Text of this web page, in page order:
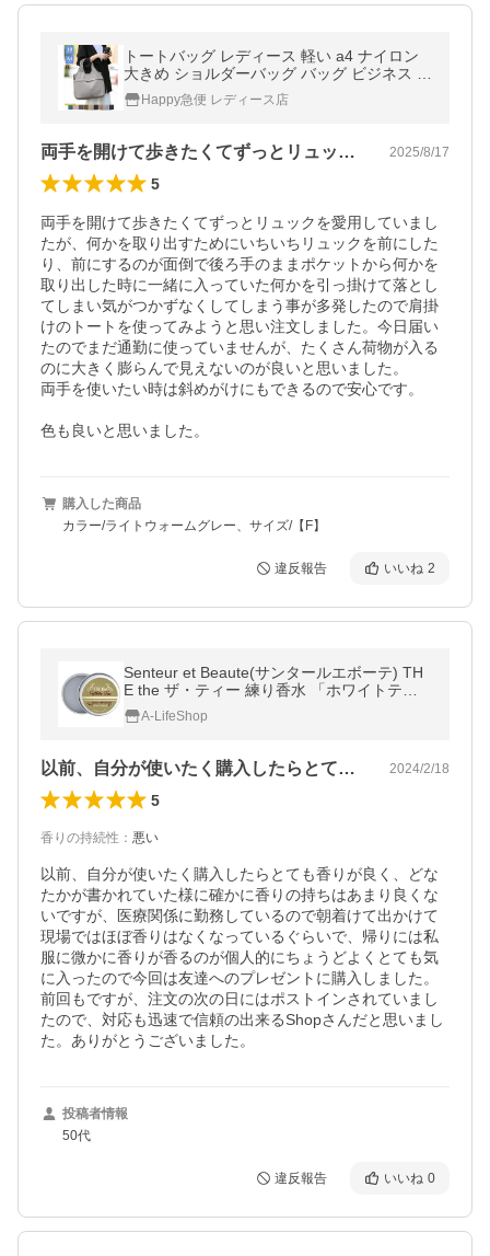
トートバッグ レディース 軽い a4 ナイロン
大きめ ショルダーバッグ バッグ ビジネス 2
way 50代 多収納 大容量 軽量 シンプル 通勤
通学 メール便不可 送料無料
Happy急便 レディース店
両手を開けて歩きたくてずっとリュックを… 2025/8/17
5
両手を開けて歩きたくてずっとリュックを愛用していまし
たが、何かを取り出すためにいちいちリュックを前にした
り、前にするのが面倒で後ろ手のままポケットから何かを
取り出した時に一緒に入っていた何かを引っ掛けて落とし
てしまい気がつかずなくしてしまう事が多発したので肩掛
けのトートを使ってみようと思い注文しました。今日届い
たのでまだ通勤に使っていませんが、たくさん荷物が入る
のに大きく膨らんで見えないのが良いと思いました。
両手を使いたい時は斜めがけにもできるので安心です。
色も良いと思いました。
購入した商品
カラー/ライトウォームグレー、サイズ/【F】
違反報告 いいね 2
Senteur et Beaute(サンタールエボーテ) TH
E the ザ・ティー 練り香水 「ホワイトティ
ー」A-LifeShop
以前、自分が使いたく購入したらとても香… 2024/2/18
5
香りの持続性 ： 悪い
以前、自分が使いたく購入したらとても香りが良く、どな
たかが書かれていた様に確かに香りの持ちはあまり良くな
いですが、医療関係に勤務しているので朝着けて出かけて
現場ではほぼ香りはなくなっているぐらいで、帰りには私
服に微かに香りが香るのが個人的にちょうどよくとても気
に入ったので今回は友達へのプレゼントに購入しました。
前回もですが、注文の次の日にはポストインされていまし
たので、対応も迅速で信頼の出来るShopさんだと思いまし
た。ありがとうございました。
投稿者情報
50代
違反報告 いいね 0